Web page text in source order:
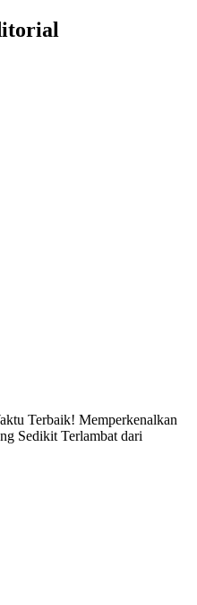
Terbaik! Memperkenalkan
Sedikit Terlambat dari